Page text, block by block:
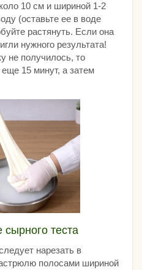
10 см и шириной 1-2
(оставьте ее в воде
растянуть. Если она
нужного результата!
не получилось, то
еще 15 минут, а затем
сырного теста
нарезать в
полосами шириной